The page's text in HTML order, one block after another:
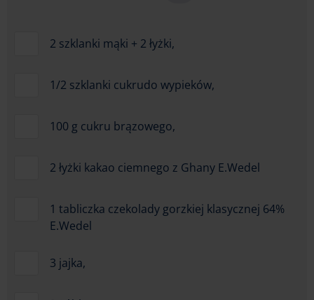
2 szklanki mąki + 2 łyżki,
1/2 szklanki cukrudo wypieków,
100 g cukru brązowego,
2 łyżki kakao ciemnego z Ghany E.Wedel
1 tabliczka czekolady gorzkiej klasycznej 64%
E.Wedel
3 jajka,